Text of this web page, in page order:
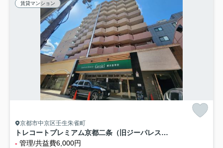
賃貸マンション
京都市中京区壬生朱雀町
トレコートプレミアム京都二条（旧ジーパレス京都二条プレミアム）
- 管理/共益費6,000円